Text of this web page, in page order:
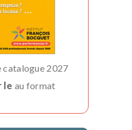
catalogue 2027
le au format